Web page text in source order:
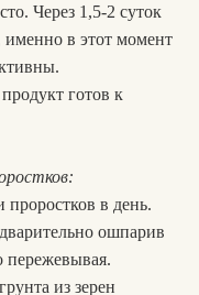
Через 1,5-2 суток
в этот момент
готов к
проростков в день.
ошпарив
пережевывая.
из зерен